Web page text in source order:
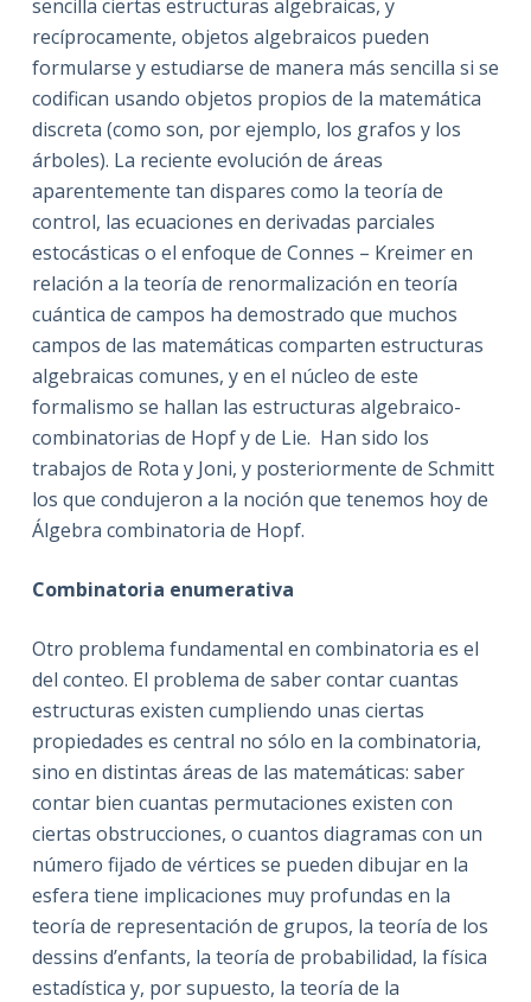
sencilla ciertas estructuras algebraicas, y
recíprocamente, objetos algebraicos pueden
formularse y estudiarse de manera más sencilla si se
codifican usando objetos propios de la matemática
discreta (como son, por ejemplo, los grafos y los
árboles). La reciente evolución de áreas
aparentemente tan dispares como la teoría de
control, las ecuaciones en derivadas parciales
estocásticas o el enfoque de Connes – Kreimer en
relación a la teoría de renormalización en teoría
cuántica de campos ha demostrado que muchos
campos de las matemáticas comparten estructuras
algebraicas comunes, y en el núcleo de este
formalismo se hallan las estructuras algebraico-
combinatorias de Hopf y de Lie. Han sido los
trabajos de Rota y Joni, y posteriormente de Schmitt
los que condujeron a la noción que tenemos hoy de
Álgebra combinatoria de Hopf.
Combinatoria enumerativa
Otro problema fundamental en combinatoria es el
del conteo. El problema de saber contar cuantas
estructuras existen cumpliendo unas ciertas
propiedades es central no sólo en la combinatoria,
sino en distintas áreas de las matemáticas: saber
contar bien cuantas permutaciones existen con
ciertas obstrucciones, o cuantos diagramas con un
número fijado de vértices se pueden dibujar en la
esfera tiene implicaciones muy profundas en la
teoría de representación de grupos, la teoría de los
dessins d’enfants, la teoría de probabilidad, la física
estadística y, por supuesto, la teoría de la